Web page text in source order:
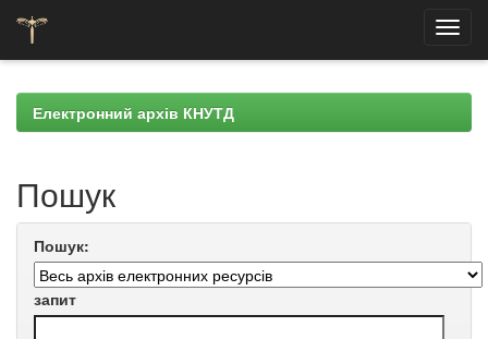
navigationЕлектронний архів КНУТД
Пошук
Пошук:
запит